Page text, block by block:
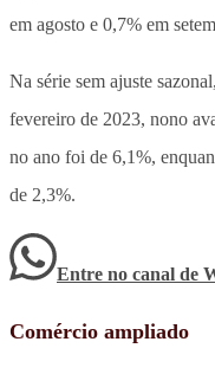
em agosto e 0,7% em
Na série sem ajuste
fevereiro de 2023, nono
no ano foi de 6,1%,
de 2,3%.
Entre no canal de
Comércio ampliado